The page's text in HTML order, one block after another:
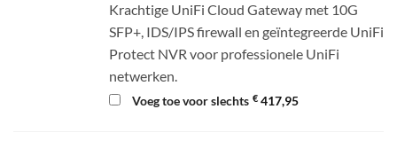
Krachtige UniFi Cloud Gateway met 10G
SFP+, IDS/IPS firewall en geïntegreerde UniFi
Protect NVR voor professionele UniFi
netwerken.
Voeg toe voor slechts € 417,95